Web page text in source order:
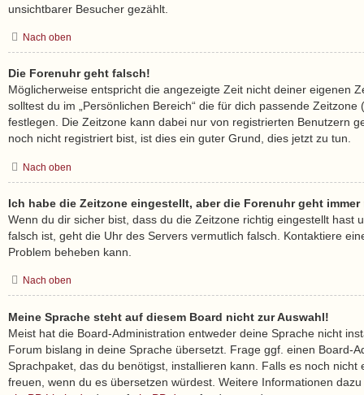
unsichtbarer Besucher gezählt.
Nach oben
Die Forenuhr geht falsch!
Möglicherweise entspricht die angezeigte Zeit nicht deiner eigenen
solltest du im „Persönlichen Bereich“ die für dich passende
festlegen. Die Zeitzone kann dabei nur von registrierten Benutzern
noch nicht registriert bist, ist dies ein guter Grund, dies jetzt zu tun.
Nach oben
Ich habe die Zeitzone eingestellt, aber die Forenuhr geht
Wenn du dir sicher bist, dass du die Zeitzone richtig eingestellt hast
falsch ist, geht die Uhr des Servers vermutlich falsch. Kontaktiere
Problem beheben kann.
Nach oben
Meine Sprache steht auf diesem Board nicht zur Auswahl!
Meist hat die Board-Administration entweder deine Sprache nicht
Forum bislang in deine Sprache übersetzt. Frage ggf. einen Board-
Sprachpaket, das du benötigst, installieren kann. Falls es noch nicht
freuen, wenn du es übersetzen würdest. Weitere Informationen